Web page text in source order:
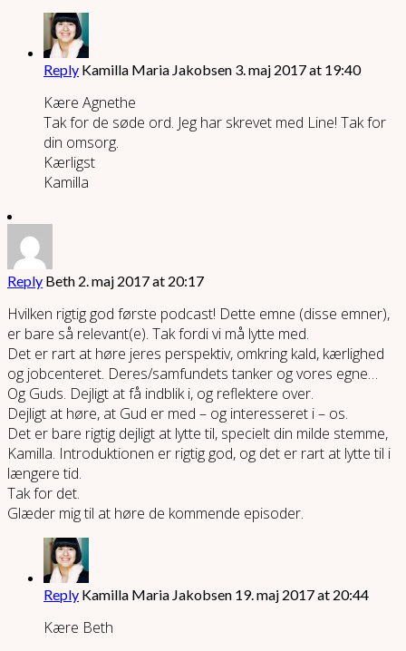
Reply Kamilla Maria Jakobsen 3. maj 2017 at 19:40
Kære Agnethe
Tak for de søde ord. Jeg har skrevet med Line! Tak for
din omsorg.
Kærligst
Kamilla
Reply Beth 2. maj 2017 at 20:17
Hvilken rigtig god første podcast! Dette emne (disse emner),
er bare så relevant(e). Tak fordi vi må lytte med.
Det er rart at høre jeres perspektiv, omkring kald, kærlighed
og jobcenteret. Deres/samfundets tanker og vores egne…
Og Guds. Dejligt at få indblik i, og reflektere over.
Dejligt at høre, at Gud er med – og interesseret i – os.
Det er bare rigtig dejligt at lytte til, specielt din milde stemme,
Kamilla. Introduktionen er rigtig god, og det er rart at lytte til i
længere tid.
Tak for det.
Glæder mig til at høre de kommende episoder.
Reply Kamilla Maria Jakobsen 19. maj 2017 at 20:44
Kære Beth